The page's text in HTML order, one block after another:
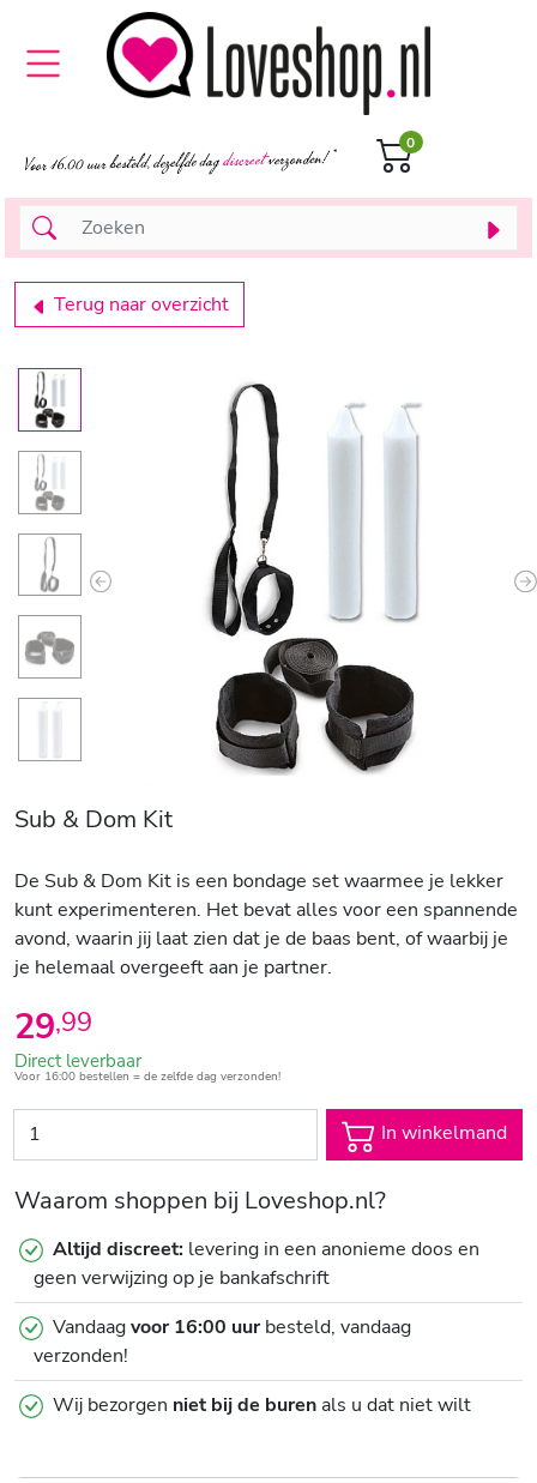
0
Terug naar overzicht
Previous
Sub & Dom Kit
De Sub & Dom Kit is een bondage set waarmee je lekker
kunt experimenteren. Het bevat alles voor een spannende
avond, waarin jij laat zien dat je de baas bent, of waarbij je
je helemaal overgeeft aan je partner.
29,99
Direct leverbaar
Voor 16:00 bestellen = de zelfde dag verzonden!
In winkelmand
Waarom shoppen bij Loveshop.nl?
Altijd discreet: levering in een anonieme doos en
geen verwijzing op je bankafschrift
Vandaagvoor 16:00 uurbesteld, vandaag
verzonden!
Wij bezorgen niet bij de burenals u dat niet wilt